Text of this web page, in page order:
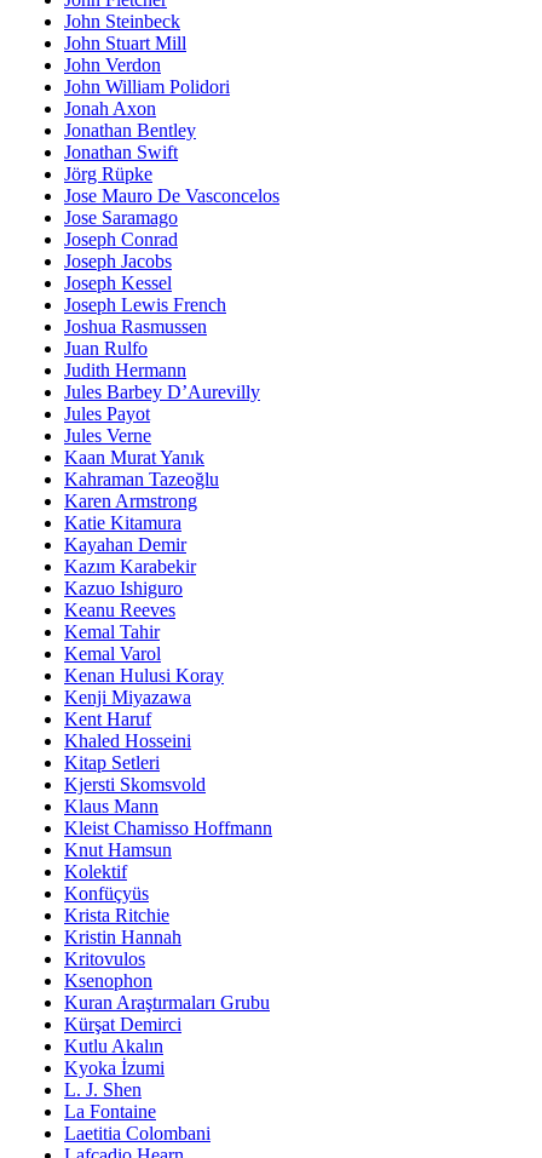
John Steinbeck
John Stuart Mill
John Verdon
John William Polidori
Jonah Axon
Jonathan Bentley
Jonathan Swift
Jörg Rüpke
Jose Mauro De Vasconcelos
Jose Saramago
Joseph Conrad
Joseph Jacobs
Joseph Kessel
Joseph Lewis French
Joshua Rasmussen
Juan Rulfo
Judith Hermann
Jules Barbey D’Aurevilly
Jules Payot
Jules Verne
Kaan Murat Yanık
Kahraman Tazeoğlu
Karen Armstrong
Katie Kitamura
Kayahan Demir
Kazım Karabekir
Kazuo Ishiguro
Keanu Reeves
Kemal Tahir
Kemal Varol
Kenan Hulusi Koray
Kenji Miyazawa
Kent Haruf
Khaled Hosseini
Kitap Setleri
Kjersti Skomsvold
Klaus Mann
Kleist Chamisso Hoffmann
Knut Hamsun
Kolektif
Konfüçyüs
Krista Ritchie
Kristin Hannah
Kritovulos
Ksenophon
Kuran Araştırmaları Grubu
Kürşat Demirci
Kutlu Akalın
Kyoka İzumi
L. J. Shen
La Fontaine
Laetitia Colombani